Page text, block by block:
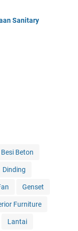
Sanitary
Besi Beton
Dinding
Genset
Furniture
Lantai